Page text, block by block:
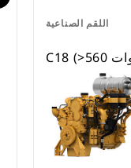
اللقم الصناعية